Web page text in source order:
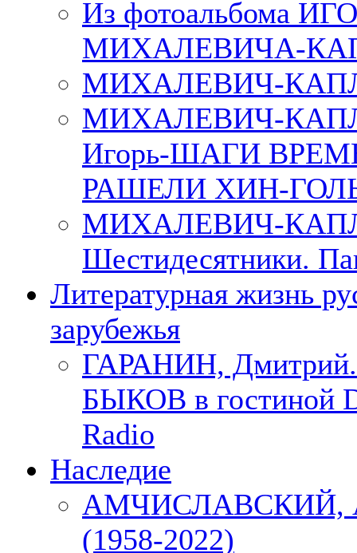
Из фотоальбома
МИХАЛЕВИЧА-
МИХАЛЕВИЧ-
МИХАЛЕВИЧ-
Игорь-ШАГИ
РАШЕЛИ ХИН-
МИХАЛЕВИЧ-
Шестидесятники.
Литературная жизнь
зарубежья
ГАРАНИН,
БЫКОВ в гостиной
Radio
Наследие
АМЧИСЛАВСКИЙ,
(1958-2022)